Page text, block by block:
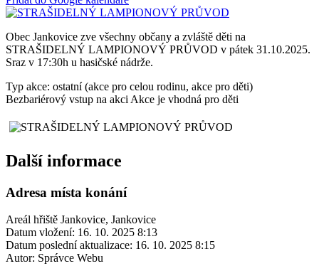
Obec Jankovice zve všechny občany a zvláště děti na
STRAŠIDELNÝ LAMPIONOVÝ PRŮVOD v pátek 31.10.2025.
Sraz v 17:30h u hasičské nádrže.
Typ akce: ostatní (akce pro celou rodinu, akce pro děti)
Bezbariérový vstup na akci Akce je vhodná pro děti
Další informace
Adresa místa konání
Areál hřiště Jankovice, Jankovice
Datum vložení: 16. 10. 2025 8:13
Datum poslední aktualizace: 16. 10. 2025 8:15
Autor: Správce Webu